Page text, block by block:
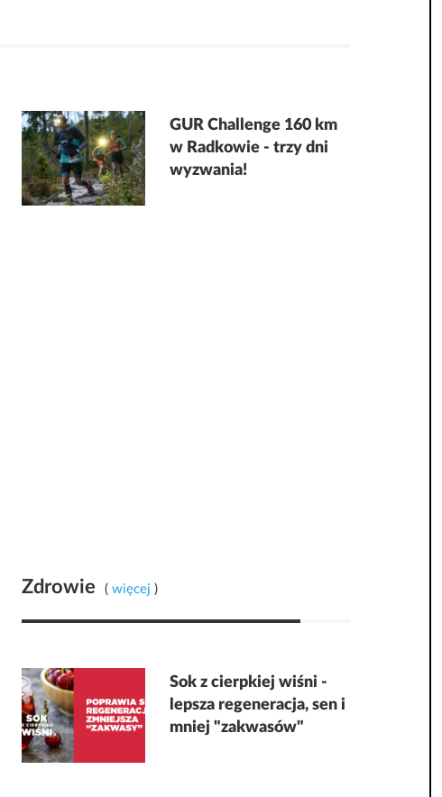
GUR Challenge 160 km
w Radkowie - trzy dni
wyzwania!
Zdrowie ( więcej )
Sok z cierpkiej wiśni -
lepsza regeneracja, sen i
mniej "zakwasów"